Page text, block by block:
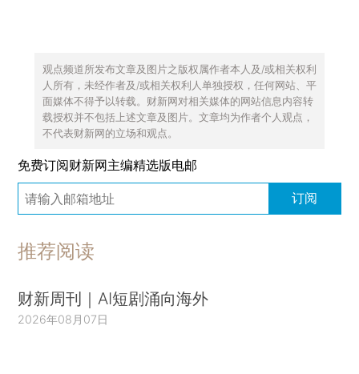
观点频道所发布文章及图片之版权属作者本人及/或相关权利
人所有，未经作者及/或相关权利人单独授权，任何网站、平
面媒体不得予以转载。财新网对相关媒体的网站信息内容转
载授权并不包括上述文章及图片。文章均为作者个人观点，
不代表财新网的立场和观点。
免费订阅财新网主编精选版电邮
订阅
推荐阅读
财新周刊｜AI短剧涌向海外
2026年08月07日